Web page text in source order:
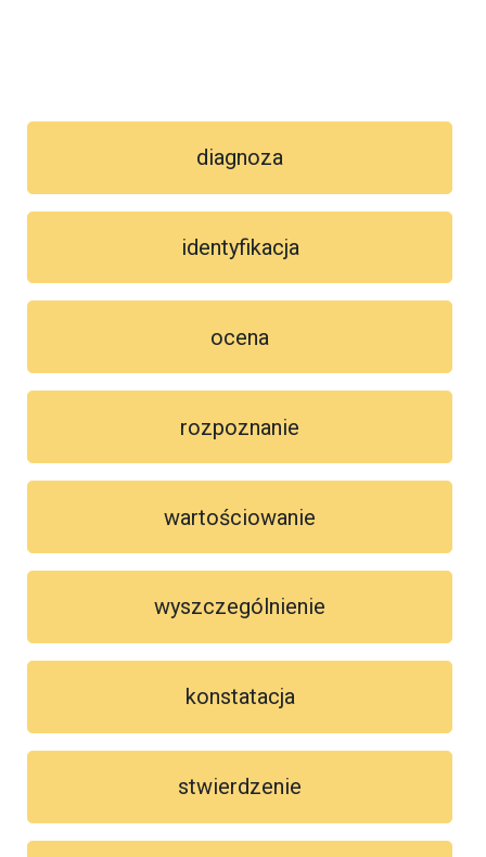
diagnoza
identyfikacja
ocena
rozpoznanie
wartościowanie
wyszczególnienie
konstatacja
stwierdzenie